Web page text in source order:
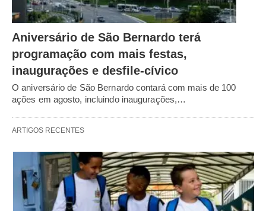
Aniversário de São Bernardo terá
programação com mais festas,
inaugurações e desfile-cívico
O aniversário de São Bernardo contará com mais de 100
ações em agosto, incluindo inaugurações,…
ARTIGOS RECENTES